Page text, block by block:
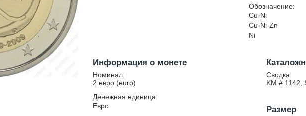
Обозначение:
Cu-Ni
Cu-Ni-Zn
Ni
Информация о монете
Номинал:
2 евро (euro)
Денежная единица:
Евро
Сводка:
KM # 1142,
Размер